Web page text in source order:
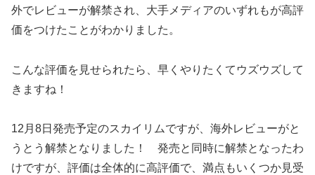
外でレビューが解禁され、大手メディアのいずれもが高評
価をつけたことがわかりました。
こんな評価を見せられたら、早くやりたくてウズウズして
きますね！
12月8日発売予定のスカイリムですが、海外レビューがと
うとう解禁となりました！ 発売と同時に解禁となったわ
けですが、評価は全体的に高評価で、満点もいくつか見受